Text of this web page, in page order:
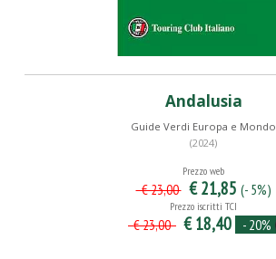
Andalusia
Guide Verdi Europa e Mondo
(2024)
Prezzo web
€ 23,00 € 21,85 (- 5%)
Prezzo iscritti TCI
€ 23,00 € 18,40 - 20%